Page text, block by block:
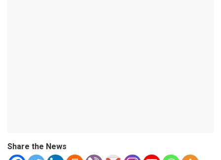
Share the News